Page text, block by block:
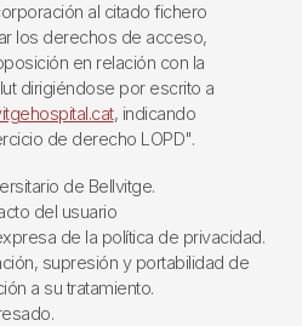
al citado fichero
los derechos de acceso,
en relación con la
dirigiéndose por escrito a
, indicando
de derecho LOPD".
de Bellvitge.
del usuario
de la política de privacidad.
supresión y portabilidad de
a su tratamiento.